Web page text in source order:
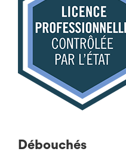
Débouchés